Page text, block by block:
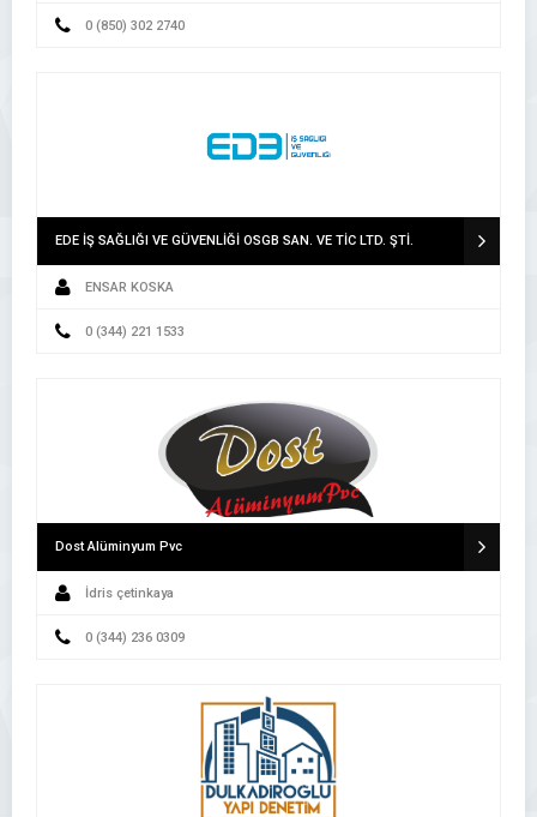
0 (850) 302 2740
EDE İŞ SAĞLIĞI VE GÜVENLİĞİ OSGB SAN. VE TİC LTD. ŞTİ.
ENSAR KOSKA
0 (344) 221 1533
Dost Alüminyum Pvc
İdris çetinkaya
0 (344) 236 0309